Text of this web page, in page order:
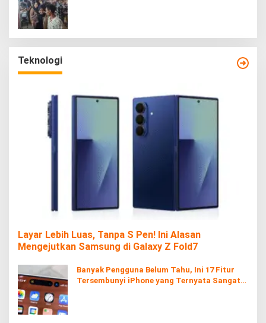
Teknologi
Layar Lebih Luas, Tanpa S Pen! Ini Alasan
Mengejutkan Samsung di Galaxy Z Fold7
Banyak Pengguna Belum Tahu, Ini 17 Fitur
Tersembunyi iPhone yang Ternyata Sangat